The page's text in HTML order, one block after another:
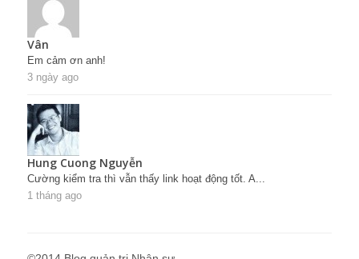
Vân
Em cảm ơn anh!
3 ngày ago
Hung Cuong Nguyễn
Cường kiểm tra thì vẫn thấy link hoạt động tốt. A...
1 tháng ago